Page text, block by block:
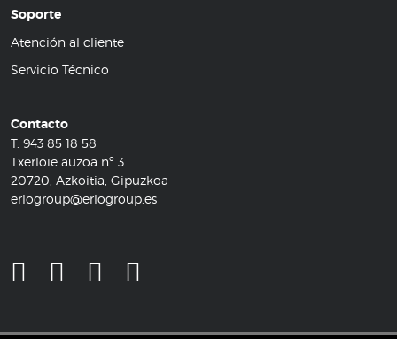
Soporte
Atención al cliente
Servicio Técnico
Contacto
T. 943 85 18 58
Txerloie auzoa nº 3
20720, Azkoitia, Gipuzkoa
erlogroup@erlogroup.es